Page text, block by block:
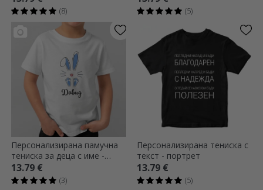
(8) (5)
Персонализирана памучна
тениска за деца с име -
Великденски заек
13.79 €
(3)
Персонализирана тениска с
текст - портрет
13.79 €
(5)